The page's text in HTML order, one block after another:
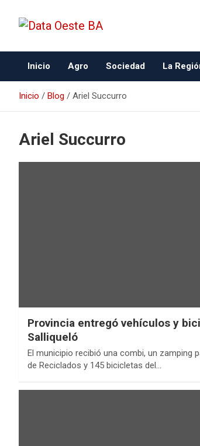
Data Oeste BA
Inicio Agro Sociedad La
Inicio Blog Ariel Succurro
Ariel Succurro
Provincia entregó vehículos y
Salliqueló
El municipio recibió una combi, un zamping
de Reciclados y 145 bicicletas del…